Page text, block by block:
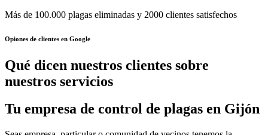
Más de 100.000 plagas eliminadas y 2000 clientes satisfechos
Opiones de clientes en Google
Qué dicen nuestros clientes sobre
nuestros servicios
Tu empresa de control de plagas en Gijón